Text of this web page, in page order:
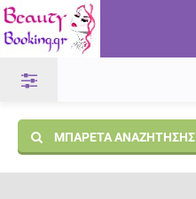
ΜΠΑΡΈΤΑ ΑΝΑΖΉΤΗΣΗΣ